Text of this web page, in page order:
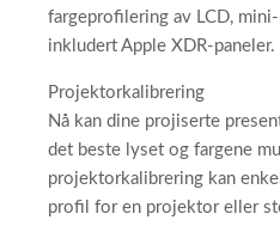
fargeprofilering av LCD,
inkludert Apple XDR-paneler.
Projektorkalibrering
Nå kan dine projiserte
det beste lyset og fargene
projektorkalibrering kan
profil for en projektor eller